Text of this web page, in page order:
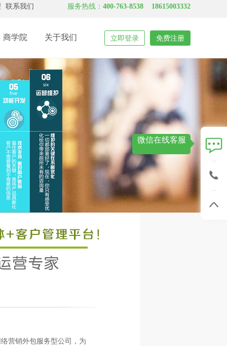
联系我们 服务热线： 400-763-8538 18615003332
程序平台 小程序企业官网
店行业小程序 医疗行业小程序
城微圈小程序 拼车小程序
团购小程序 网约车小程序
加盟代理： 18615003332 周一到周日 9:00~18:00
金蛋 大转盘 全民经纪人
员卡 微预约 微投票 微邀请
社区 刮刮卡 一战到底 更多模块
9:00~18:00
开发
平台
电商平台
B2B2C多商户商城
C2C多商户商
O2O商城系统
B2C单商户商
B2B 批发商城
生活O2O系统
跨境电商系统
代购电商系统
引流返现电商系统
链建设
城系统
手机挖矿
字币系统
移动营销系统
新睿社交营销电商
新睿新零售系
解决方案
餐饮行业
家装行业 教育行业
电商行业
盟代理： 18615003332 周一到周日 9:00~18:00
商学院 关于我们 立即登录 免费注册
营销外包服务型公司，为
微信在线客服